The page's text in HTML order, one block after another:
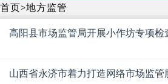
首页>地方监管
高阳县市场监管局开展小作坊专项检
山西省永济市着力打造网络市场监管